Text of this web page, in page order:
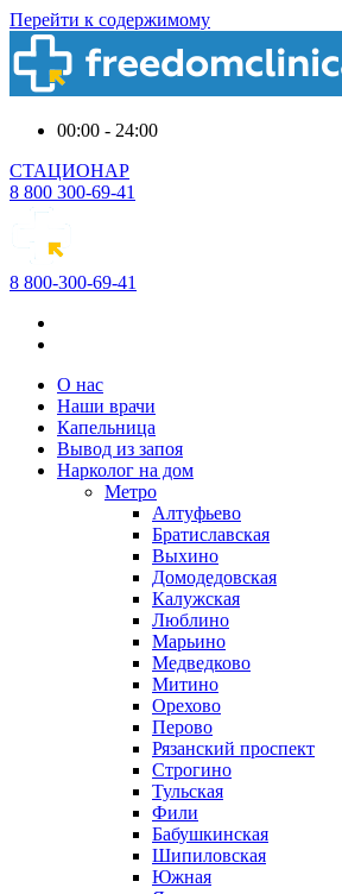
Перейти к содержимому
00:00 - 24:00
СТАЦИОНАР
8 800 300-69-41
8 800-300-69-41
О нас
Наши врачи
Капельница
Вывод из запоя
Нарколог на дом
Метро
Алтуфьево
Братиславская
Выхино
Домодедовская
Калужская
Люблино
Марьино
Медведково
Митино
Орехово
Перово
Рязанский проспект
Строгино
Тульская
Фили
Бабушкинская
Шипиловская
Южная